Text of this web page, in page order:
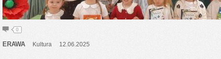
0
ERAWA Kultura 12.06.2025